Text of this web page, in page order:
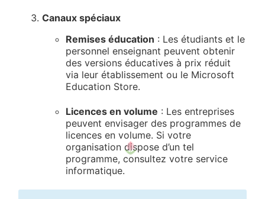
Canaux spéciaux
Remises éducation : Les étudiants et le
personnel enseignant peuvent obtenir
des versions éducatives à prix réduit
via leur établissement ou le Microsoft
Education Store.
Licences en volume : Les entreprises
peuvent envisager des programmes de
licences en volume. Si votre
organisation dispose d’un tel
programme, consultez votre service
informatique.